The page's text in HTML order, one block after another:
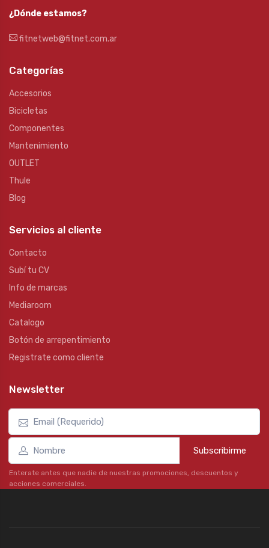
¿Dónde estamos?
fitnetweb@fitnet.com.ar
Categorías
Accesorios
Bicicletas
Componentes
Mantenimiento
OUTLET
Thule
Blog
Servicios al cliente
Contacto
Subí tu CV
Info de marcas
Mediaroom
Catalogo
Botón de arrepentimiento
Registrate como cliente
Newsletter
Subscribirme
Enterate antes que nadie de nuestras promociones, descuentos y
acciones comerciales.